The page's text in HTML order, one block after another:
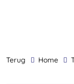
terug Home